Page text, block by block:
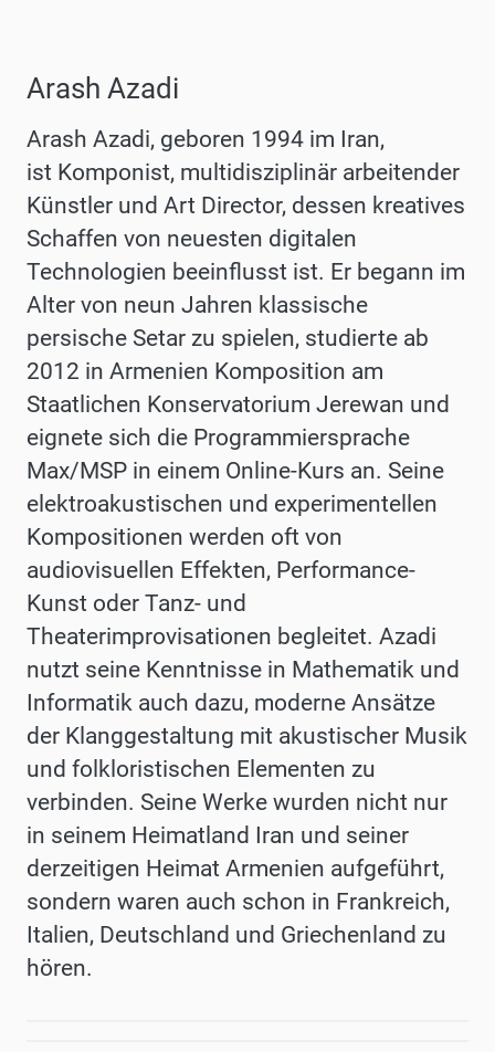
Arash Azadi
Arash Azadi, geboren 1994 im Iran,
ist Komponist, multidisziplinär arbeitender
Künstler und Art Director, dessen kreatives
Schaffen von neuesten digitalen
Technologien beeinflusst ist. Er begann im
Alter von neun Jahren klassische
persische Setar zu spielen, studierte ab
2012 in Armenien Komposition am
Staatlichen Konservatorium Jerewan und
eignete sich die Programmiersprache
Max/MSP in einem Online-Kurs an. Seine
elektroakustischen und experimentellen
Kompositionen werden oft von
audiovisuellen Effekten, Performance-
Kunst oder Tanz- und
Theaterimprovisationen begleitet. Azadi
nutzt seine Kenntnisse in Mathematik und
Informatik auch dazu, moderne Ansätze
der Klanggestaltung mit akustischer Musik
und folkloristischen Elementen zu
verbinden. Seine Werke wurden nicht nur
in seinem Heimatland Iran und seiner
derzeitigen Heimat Armenien aufgeführt,
sondern waren auch schon in Frankreich,
Italien, Deutschland und Griechenland zu
hören.